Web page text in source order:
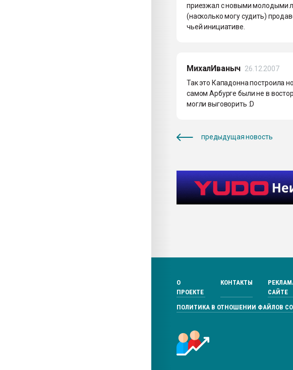
приезжал с новыми молодыми
(насколько могу судить)
чьей инициативе.
МихалИваныч 26.12.2007
Так это Кападонна построила
самом Арбурге были не в
могли выговорить :D
предыдущая новость
О
ПРОЕКТЕ
КОНТАКТЫ
САЙТЕ
ПОЛИТИКА В ОТНОШЕНИИ ФАЙЛОВ